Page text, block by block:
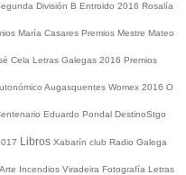
División B Entroido 2016 Rosalía
María Casares Premios Mestre Mateo
Cela Letras Galegas 2016 Premios
Augasquentes Womex 2016 O
Eduardo Pondal DestinoStgo
Libros Xabarín club Radio Galega
Arte Incendios Viradeira Fotografía Letras